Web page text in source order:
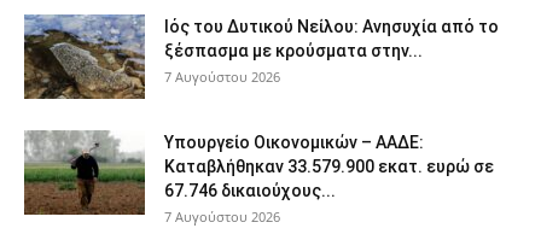
Ιός του Δυτικού Νείλου: Ανησυχία από το
ξέσπασμα με κρούσματα στην...
7 Αυγούστου 2026
Υπουργείο Οικονομικών – ΑΑΔΕ:
Καταβλήθηκαν 33.579.900 εκατ. ευρώ σε
67.746 δικαιούχους...
7 Αυγούστου 2026